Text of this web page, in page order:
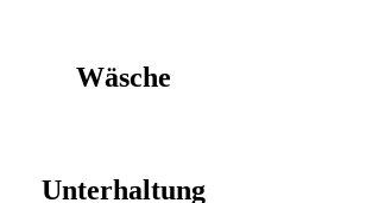
Wäsche
Unterhaltung